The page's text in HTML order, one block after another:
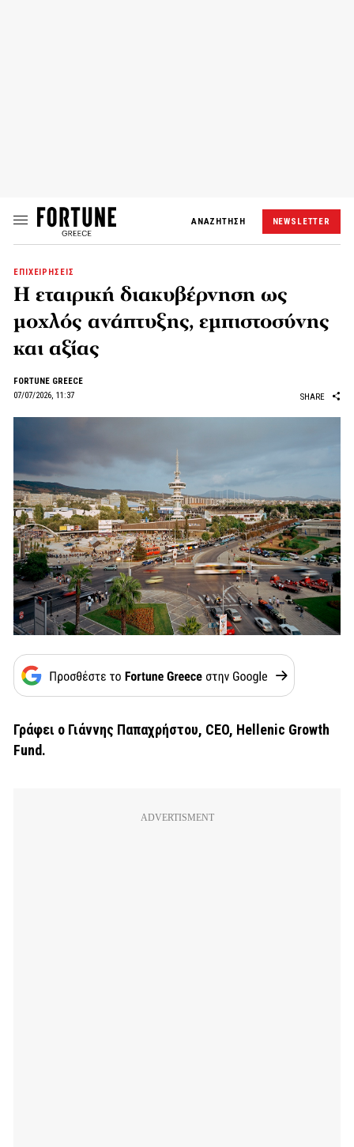
ΑΝΑΖΗΤΗΣΗ NEWSLETTER
ΕΠΙΧΕΙΡΗΣΕΙΣ
Η εταιρική διακυβέρνηση ως
μοχλός ανάπτυξης, εμπιστοσύνης
και αξίας
FORTUNE GREECE
07/07/2026, 11:37
SHARE
Γράφει ο Γιάννης Παπαχρήστου, CEO, Hellenic Growth
Fund.